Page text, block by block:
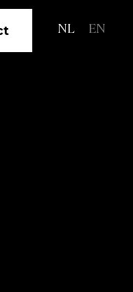
NL EN